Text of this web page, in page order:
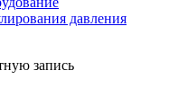
давления
запись